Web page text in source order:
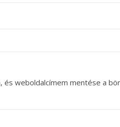
és weboldalcímem mentése a